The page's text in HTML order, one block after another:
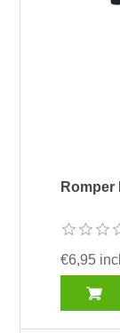
Romper
€6,95